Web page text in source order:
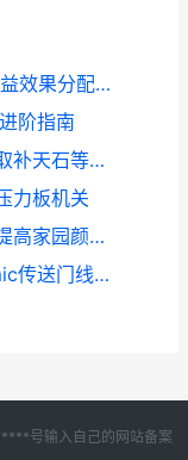
I 最终幻想14舞者职业步法运用与增益效果分配策略解析
阶指南
江南百景图抓土行孙全策略 轻松薅取补天石等高价值福利 江南百景图探险抓动物
力板机关
摩尔庄园豪华摆件获得全策略 快速提高家园颜值 摩尔庄园豪华摆件在哪
jm18c.mic传送门线上地址 jm18c.mic传送门线上地址入口同享 传送门规格
号输入自己的网站备案